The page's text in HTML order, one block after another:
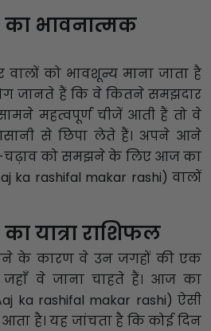
भावनात्मक
को भावशून्य माना जाता है
जानते हैं कि वे कितने समझदार
महत्वपूर्ण चीजें आती हैं तो वे
से छिपा लेते हैं। अपने आने
चढ़ाव को समझने के लिए आज का
ka rashifal makar rashi) वालों
यात्रा राशिफल
के कारण वे उन जगहों की एक
वे जाना चाहते हैं। आज का
ka rashifal makar rashi) ऐसी
है। यह जांचता है कि कोई दिन